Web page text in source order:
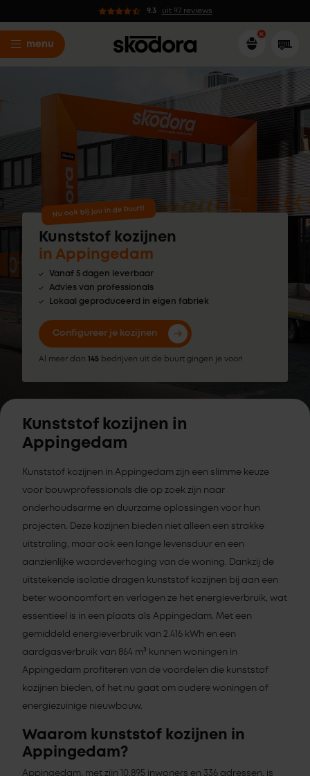
9.3 uit 97 reviews
menu
Nu ook bij jou in de buurt!
Kunststof kozijnen
in Appingedam
Vanaf 5 dagen leverbaar
Advies van professionals
Lokaal geproduceerd in eigen fabriek
Configureer je kozijnen
Al meer dan 145 bedrijven uit de buurt gingen je voor!
Kunststof kozijnen in
Appingedam
Kunststof kozijnen in Appingedam zijn een slimme keuze
voor bouwprofessionals die op zoek zijn naar
onderhoudsarme en duurzame oplossingen voor hun
projecten. Deze kozijnen bieden niet alleen een strakke
uitstraling, maar ook een lange levensduur en een
aanzienlijke waardeverhoging van de woning. Dankzij de
uitstekende isolatie dragen kunststof kozijnen bij aan een
beter wooncomfort en verlagen ze het energieverbruik, wat
essentieel is in een plaats als Appingedam. Met een
gemiddeld energieverbruik van 2.416 kWh en een
aardgasverbruik van 864 m³ kunnen woningen in
Appingedam profiteren van de voordelen die kunststof
kozijnen bieden, of het nu gaat om oudere woningen of
energiezuinige nieuwbouw.
Waarom kunststof kozijnen in
Appingedam?
Appingedam, met zijn 10.895 inwoners en 336 adressen, is